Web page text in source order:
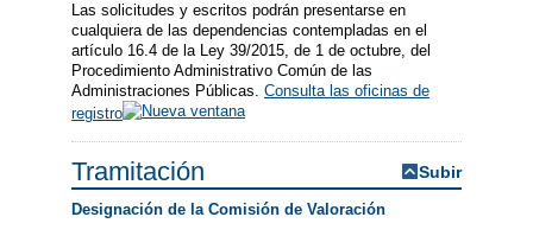
Las solicitudes y escritos podrán presentarse en
cualquiera de las dependencias contempladas en el
artículo 16.4 de la Ley 39/2015, de 1 de octubre, del
Procedimiento Administrativo Común de las
Administraciones Públicas. Consulta las oficinas de
registro
Tramitación Subir
Designación de la Comisión de Valoración